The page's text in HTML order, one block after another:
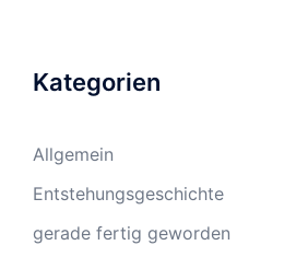
Kategorien
Allgemein
Entstehungsgeschichte
gerade fertig geworden